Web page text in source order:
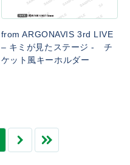
from ARGONAVIS 3rd LIVE
– キミが見たステージ - チ
ケット風キーホルダー